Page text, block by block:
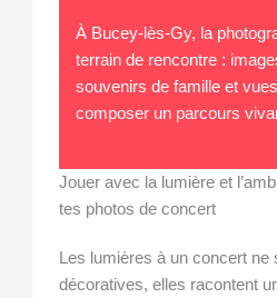
À Bucey-lès-Gy, la
terrain de rencontre :
souvenirs de famille et
composer un parcours
Jouer avec la lumière et
tes photos de concert
Les lumières à un concert ne
décoratives, elles racontent